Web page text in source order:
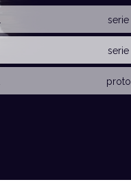
serie
serie
proto